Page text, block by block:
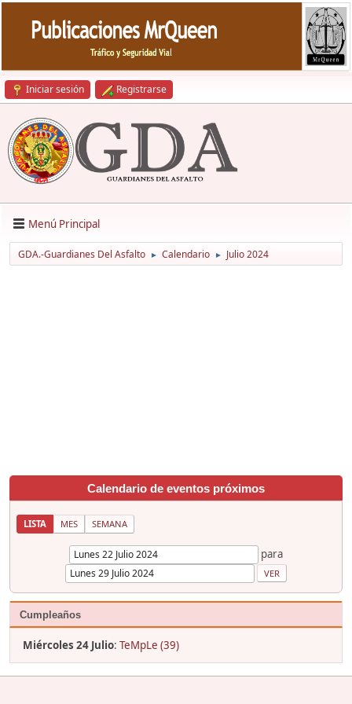
Iniciar sesión Registrarse
Menú Principal
GDA.-Guardianes Del Asfalto ► Calendario ► Julio 2024
Calendario de eventos próximos
LISTA MES SEMANA
para
Cumpleaños
Miércoles 24 Julio: TeMpLe (39)